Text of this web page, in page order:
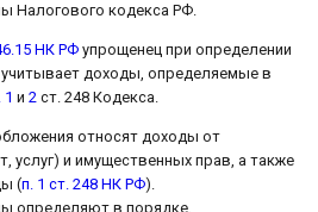
Налогового кодекса РФ.
НК РФ упрощенец при определении
доходы, определяемые в
1 и 2 ст. 248 Кодекса.
относят доходы от
услуг) и имущественных прав, а также
(п. 1 ст. 248 НК РФ).
определяют в порядке,